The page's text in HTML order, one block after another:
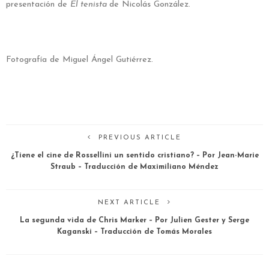
presentación de El tenista de Nicolás González.
Fotografía de Miguel Ángel Gutiérrez.
PREVIOUS ARTICLE
¿Tiene el cine de Rossellini un sentido cristiano? – Por Jean-Marie
Straub – Traducción de Maximiliano Méndez
NEXT ARTICLE
La segunda vida de Chris Marker – Por Julien Gester y Serge
Kaganski – Traducción de Tomás Morales